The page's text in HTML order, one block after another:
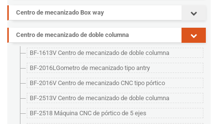
Centro de mecanizado Box way
Centro de mecanizado de doble columna
BF-1613V Centro de mecanizado de doble columna
BF-2016LGometro de mecanizado tipo antry
BF-2016V Centro de mecanizado CNC tipo pórtico
BF-2513V Centro de mecanizado de doble columna
BF-2518 Máquina CNC de pórtico de 5 ejes